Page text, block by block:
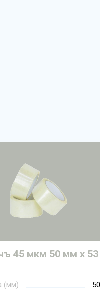
45 мкм 50 мм х 53
(мм)
50